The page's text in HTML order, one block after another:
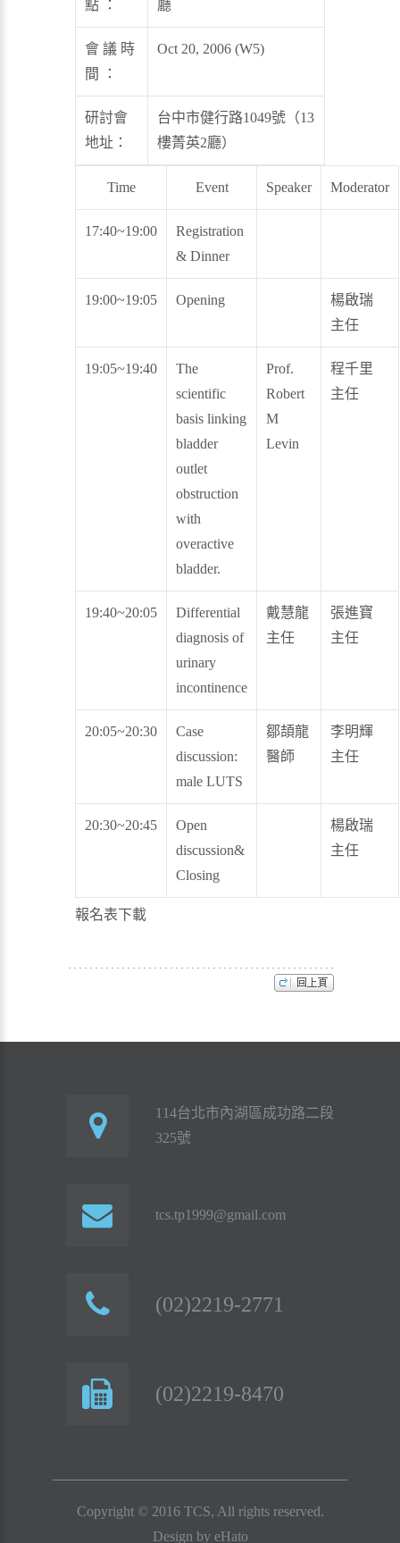
點 ：
廳
會 議 時
間 ：
Oct 20, 2006 (W5)
研討會
地址：
台中市健行路1049號（13
樓菁英2廳）
Time Event Speaker Moderator
17:40~19:00
Registration
& Dinner
19:00~19:05 Opening
楊啟瑞
主任
19:05~19:40
The
scientific
basis linking
bladder
outlet
obstruction
with
overactive
bladder.
Prof.
Robert
M
Levin
程千里
主任
19:40~20:05
Differential
diagnosis of
urinary
incontinence
戴慧龍
主任
張進寶
主任
20:05~20:30
Case
discussion:
male LUTS
鄒頡龍
醫師
李明輝
主任
20:30~20:45
Open
discussion&
Closing
楊啟瑞
主任
報名表下載
114台北市內湖區成功路二段
325號
tcs.tp1999@gmail.com
(02)2219-2771
(02)2219-8470
Copyright © 2016 TCS, All rights reserved.
Design by eHato